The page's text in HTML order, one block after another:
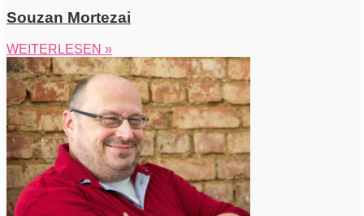
Souzan Mortezai
WEITERLESEN »